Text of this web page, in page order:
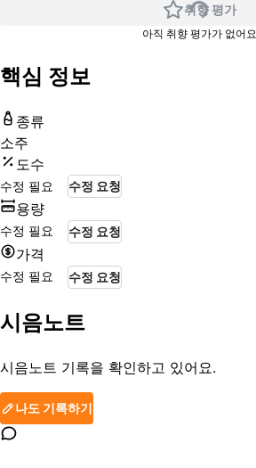
취향 평가
아직 취향 평가가 없어요
핵심 정보
종류
소주
도수
수정 필요 수정 요청
용량
수정 필요 수정 요청
가격
수정 필요 수정 요청
시음노트
시음노트 기록을 확인하고 있어요.
나도 기록하기